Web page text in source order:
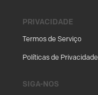
PRIVACIDADE
Termos de Serviço
Políticas de Privacidade
SIGA-NOS